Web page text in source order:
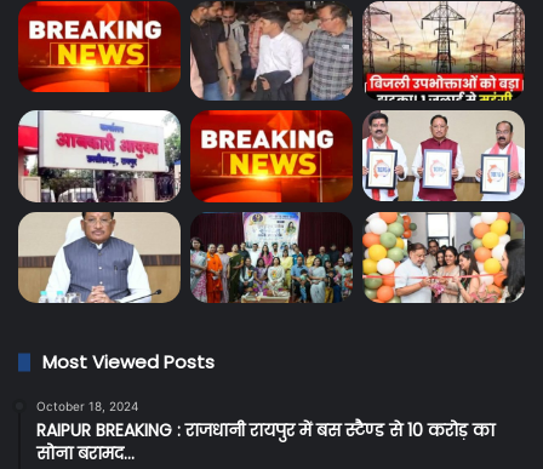
Most Viewed Posts
October 18, 2024
RAIPUR BREAKING : राजधानी रायपुर में बस स्टैण्ड से 10 करोड़ का
सोना बरामद…